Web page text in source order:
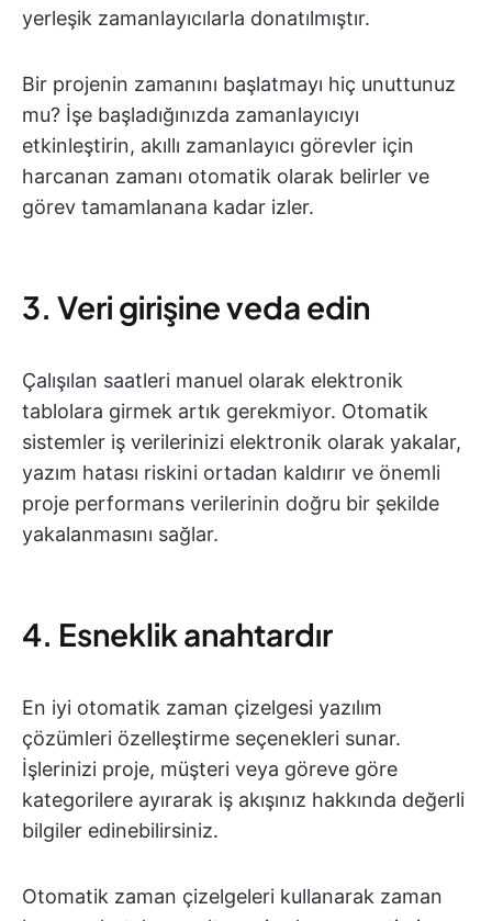
yerleşik zamanlayıcılarla donatılmıştır.
Bir projenin zamanını başlatmayı hiç unuttunuz
mu? İşe başladığınızda zamanlayıcıyı
etkinleştirin, akıllı zamanlayıcı görevler için
harcanan zamanı otomatik olarak belirler ve
görev tamamlanana kadar izler.
3. Veri girişine veda edin
Çalışılan saatleri manuel olarak elektronik
tablolara girmek artık gerekmiyor. Otomatik
sistemler iş verilerinizi elektronik olarak yakalar,
yazım hatası riskini ortadan kaldırır ve önemli
proje performans verilerinin doğru bir şekilde
yakalanmasını sağlar.
4. Esneklik anahtardır
En iyi otomatik zaman çizelgesi yazılım
çözümleri özelleştirme seçenekleri sunar.
İşlerinizi proje, müşteri veya göreve göre
kategorilere ayırarak iş akışınız hakkında değerli
bilgiler edinebilirsiniz.
Otomatik zaman çizelgeleri kullanarak zaman